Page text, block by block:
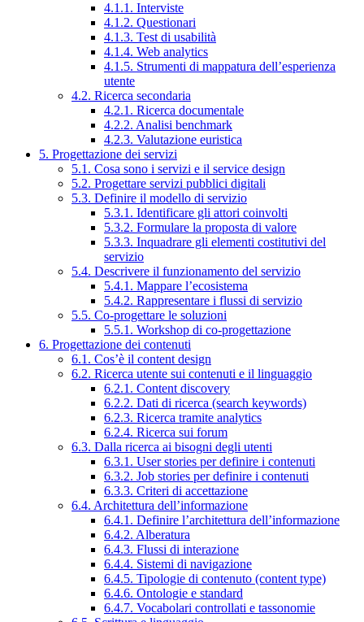
4.1.1. Interviste
4.1.2. Questionari
4.1.3. Test di usabilità
4.1.4. Web analytics
4.1.5. Strumenti di mappatura dell’esperienza
utente
4.2. Ricerca secondaria
4.2.1. Ricerca documentale
4.2.2. Analisi benchmark
4.2.3. Valutazione euristica
5. Progettazione dei servizi
5.1. Cosa sono i servizi e il service design
5.2. Progettare servizi pubblici digitali
5.3. Definire il modello di servizio
5.3.1. Identificare gli attori coinvolti
5.3.2. Formulare la proposta di valore
5.3.3. Inquadrare gli elementi costitutivi del
servizio
5.4. Descrivere il funzionamento del servizio
5.4.1. Mappare l’ecosistema
5.4.2. Rappresentare i flussi di servizio
5.5. Co-progettare le soluzioni
5.5.1. Workshop di co-progettazione
6. Progettazione dei contenuti
6.1. Cos’è il content design
6.2. Ricerca utente sui contenuti e il linguaggio
6.2.1. Content discovery
6.2.2. Dati di ricerca (search keywords)
6.2.3. Ricerca tramite analytics
6.2.4. Ricerca sui forum
6.3. Dalla ricerca ai bisogni degli utenti
6.3.1. User stories per definire i contenuti
6.3.2. Job stories per definire i contenuti
6.3.3. Criteri di accettazione
6.4. Architettura dell’informazione
6.4.1. Definire l’architettura dell’informazione
6.4.2. Alberatura
6.4.3. Flussi di interazione
6.4.4. Sistemi di navigazione
6.4.5. Tipologie di contenuto (content type)
6.4.6. Ontologie e standard
6.4.7. Vocabolari controllati e tassonomie